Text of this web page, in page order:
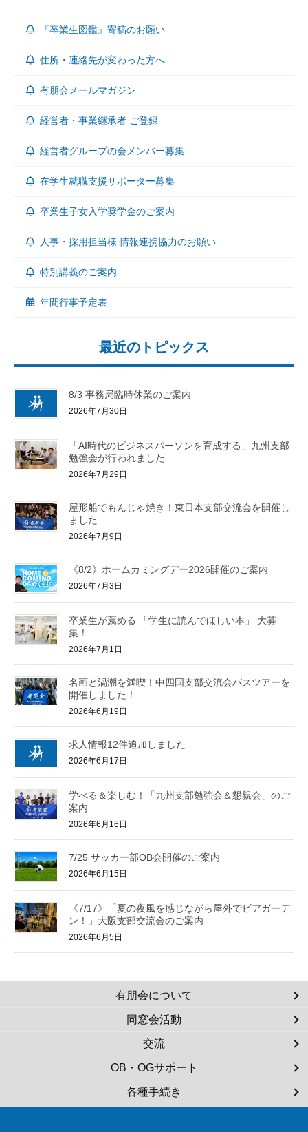
『卒業生図鑑』寄稿のお願い
住所・連絡先が変わった方へ
有朋会メールマガジン
経営者・事業継承者 ご登録
経営者グループの会メンバー募集
在学生就職支援サポーター募集
卒業生子女入学奨学金のご案内
人事・採用担当様 情報連携協力のお願い
特別講義のご案内
年間行事予定表
最近のトピックス
8/3 事務局臨時休業のご案内
2026年7月30日
「AI時代のビジネスパーソンを育成する」九州支部
勉強会が行われました
2026年7月29日
屋形船でもんじゃ焼き！東日本支部交流会を開催し
ました
2026年7月9日
《8/2》ホームカミングデー2026開催のご案内
2026年7月3日
卒業生が薦める 「学生に読んでほしい本」 大募
集！
2026年7月1日
名画と渦潮を満喫！中四国支部交流会バスツアーを
開催しました！
2026年6月19日
求人情報12件追加しました
2026年6月17日
学べる＆楽しむ！「九州支部勉強会＆懇親会」のご
案内
2026年6月16日
7/25 サッカー部OB会開催のご案内
2026年6月15日
《7/17》「夏の夜風を感じながら屋外でビアガーデ
ン！」大阪支部交流会のご案内
2026年6月5日
有朋会について
同窓会活動
交流
OB・OGサポート
各種手続き